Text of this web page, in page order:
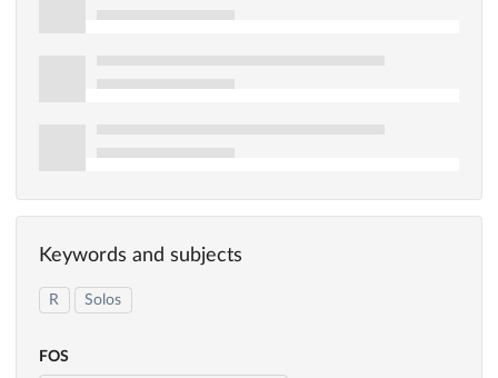
Keywords and subjects
R Solos
FOS